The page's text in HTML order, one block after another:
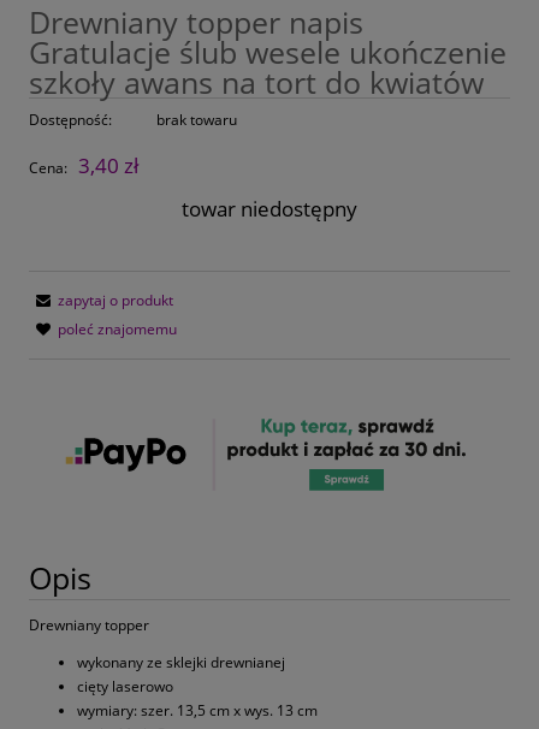
Drewniany topper napis
Gratulacje ślub wesele ukończenie
szkoły awans na tort do kwiatów
Dostępność: brak towaru
Cena: 3,40 zł
towar niedostępny
zapytaj o produkt
poleć znajomemu
Opis
Drewniany topper
wykonany ze sklejki drewnianej
cięty laserowo
wymiary: szer. 13,5 cm x wys. 13 cm